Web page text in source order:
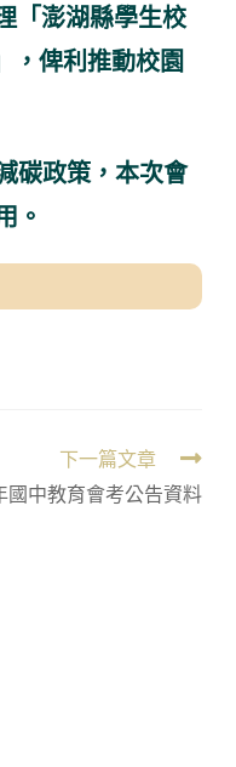
「澎湖縣學生校
，俾利推動校園
碳政策，本次會
。
下一篇文章
國中教育會考公告資料